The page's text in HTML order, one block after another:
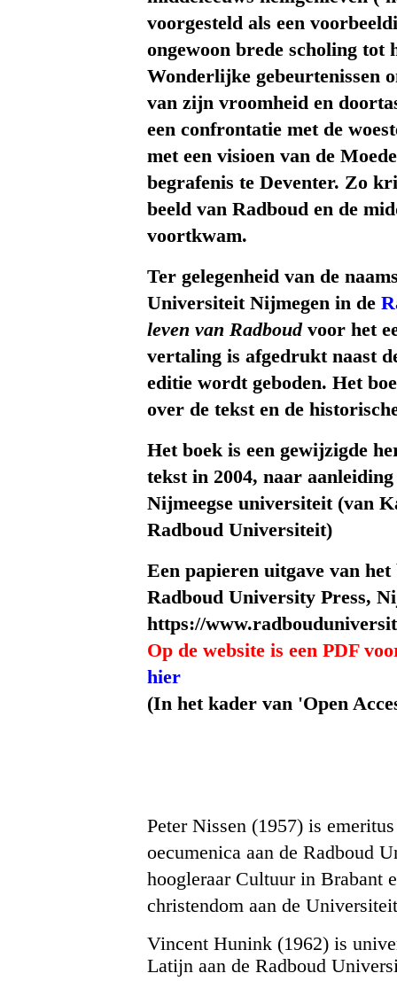
voorgesteld als een
ongewoon brede scholing tot
Wonderlijke gebeurtenissen
van zijn vroomheid en
een confrontatie met de
met een visioen van de
begrafenis te Deventer. Zo
beeld van Radboud en de
voortkwam.
Ter gelegenheid van de
Universiteit Nijmegen in de
leven van Radboud voor het
vertaling is afgedrukt naast
editie wordt geboden. Het
over de tekst en de
Het boek is een gewijzigde
tekst in 2004, naar
Nijmeegse universiteit (van
Radboud Universiteit)
Een papieren uitgave van
Radboud University Press,
https://
Op de website is een PDF
hier
(In het kader van 'Open
Peter Nissen (1957) is
oecumenica aan de Radboud
hoogleraar Cultuur in Brabant
christendom aan de
Vincent Hunink (1962) is
Latijn aan de Radboud